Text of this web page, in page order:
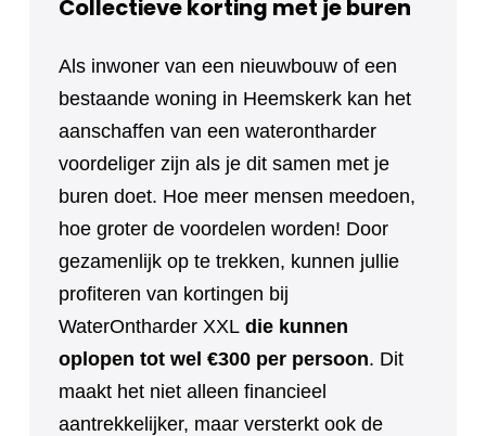
Collectieve korting met je buren
Als inwoner van een nieuwbouw of een
bestaande woning in Heemskerk kan het
aanschaffen van een waterontharder
voordeliger zijn als je dit samen met je
buren doet. Hoe meer mensen meedoen,
hoe groter de voordelen worden! Door
gezamenlijk op te trekken, kunnen jullie
profiteren van kortingen bij
WaterOntharder XXL die kunnen
oplopen tot wel €300 per persoon. Dit
maakt het niet alleen financieel
aantrekkelijker, maar versterkt ook de